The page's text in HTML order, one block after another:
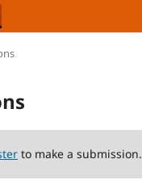
to make a submission.